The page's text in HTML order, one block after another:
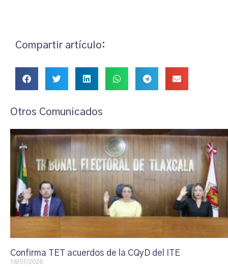
Compartir artículo:
Otros Comunicados
Confirma TET acuerdos de la CQyD del ITE
16/07/2026